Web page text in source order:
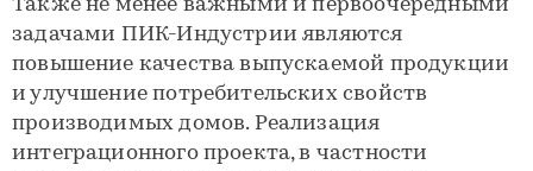
Также не менее важными и первоочередными
задачами ПИК-Индустрии являются
повышение качества выпускаемой продукции
и улучшение потребительских свойств
производимых домов. Реализация
интеграционного проекта, в частности